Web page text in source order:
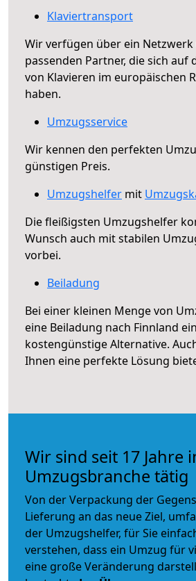
Klaviertransport
Wir verfügen über ein
passenden Partner, die sich auf
von Klavieren im europäischen
haben.
Umzugsservice
Wir kennen den perfekten
günstigen Preis.
Umzugshelfer mit
Die fleißigsten Umzugshelfer
Wunsch auch mit stabilen
vorbei.
Beiladung
Bei einer kleinen Menge von
eine Beiladung nach Finnland
kostengünstige Alternative.
Ihnen eine perfekte Lösung
Wir sind seit 17 Jahre
Umzugsbranche tätig
Von der Verpackung der
Lieferung an das neue Ziel,
der Umzugshelfer, für Sie
verstehen, dass ein Umzug für
eine große Veränderung